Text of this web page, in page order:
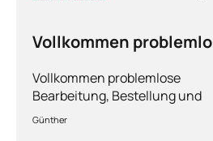
Vollkommen problemlo
Vollkommen problemlose
Bearbeitung, Bestellung und
Lieferung
Günther